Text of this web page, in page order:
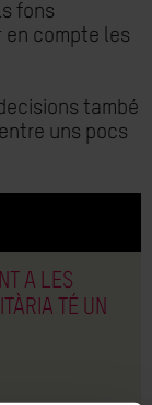
fons
compte les
també
uns pocs
A LES
TÉ UN